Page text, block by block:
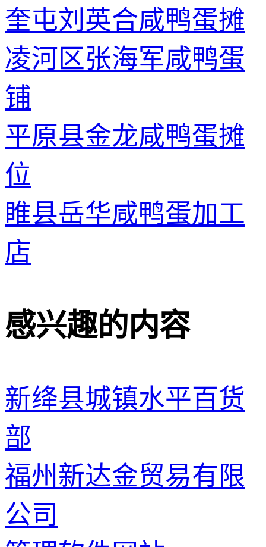
奎屯刘英合咸鸭蛋摊
凌河区张海军咸鸭蛋
铺
平原县金龙咸鸭蛋摊
位
睢县岳华咸鸭蛋加工
店
感兴趣的内容
新绛县城镇水平百货
部
福州新达金贸易有限
公司